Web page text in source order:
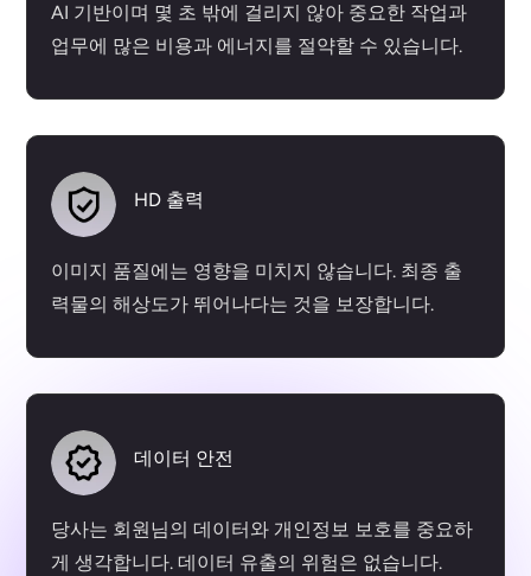
AI 기반이며 몇 초 밖에 걸리지 않아 중요한 작업과
업무에 많은 비용과 에너지를 절약할 수 있습니다.
HD 출력
이미지 품질에는 영향을 미치지 않습니다. 최종 출
력물의 해상도가 뛰어나다는 것을 보장합니다.
데이터 안전
당사는 회원님의 데이터와 개인정보 보호를 중요하
게 생각합니다. 데이터 유출의 위험은 없습니다.